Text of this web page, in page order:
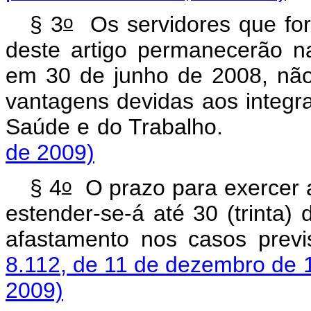
§ 3oOs servidores que
deste artigo permanecerão
em 30 de junho de 2008,
vantagens devidas aos
Saúde e do
de 2009)
§ 4oO prazo para exercer
estender-se-á até 30 (trinta)
afastamento nos casos
8.112, de 11 de dezembro de
2009)